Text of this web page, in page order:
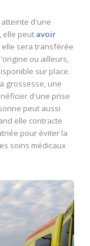
d'une
elle peut avoir
elle sera transférée
ou ailleurs,
sur place.
grossesse, une
d'une prise
peut aussi
elle contracte
pour éviter la
soins médicaux